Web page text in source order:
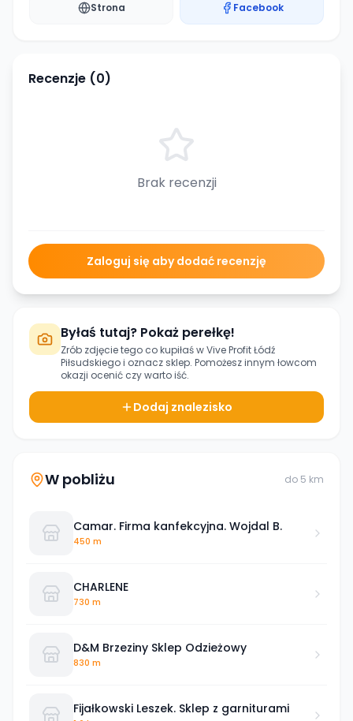
Strona Facebook
Recenzje (0)
Brak recenzji
Zaloguj się aby dodać recenzję
Byłaś tutaj? Pokaż perełkę!
Zrób zdjęcie tego co kupiłaś wVive Profit Łódź
Piłsudskiegoi oznacz sklep. Pomożesz innym łowcom
okazji ocenić czy warto iść.
Dodaj znalezisko
W pobliżu do 5 km
Camar. Firma kanfekcyjna. Wojdal B.
450 m
CHARLENE
730 m
D&M Brzeziny Sklep Odzieżowy
830 m
Fijałkowski Leszek. Sklep z garniturami